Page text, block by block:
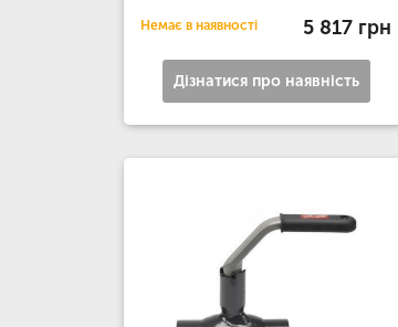
Немає в наявності 5 817 грн
Дізнатися про наявність